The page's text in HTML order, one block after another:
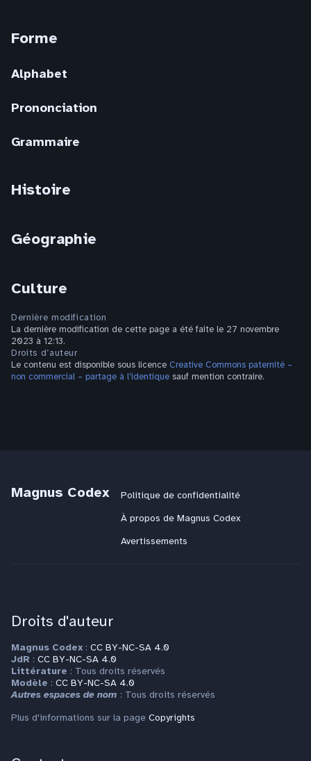
Forme
Alphabet
Prononciation
Grammaire
Histoire
Géographie
Culture
Dernière modification
La dernière modification de cette page a été faite le 27 novembre
2023 à 12:13.
Droits d’auteur
Le contenu est disponible sous licence Creative Commons paternité –
non commercial – partage à l’identique sauf mention contraire.
Magnus Codex
Politique de confidentialité
À propos de Magnus Codex
Avertissements
Droits d'auteur
Magnus Codex : CC BY-NC-SA 4.0
JdR : CC BY-NC-SA 4.0
Littérature : Tous droits réservés
Modèle : CC BY-NC-SA 4.0
Autres espaces de nom : Tous droits réservés
Plus d'informations sur la page Copyrights